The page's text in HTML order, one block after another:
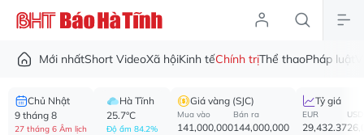
Mới nhấtShort VideoXã hộiKinh tếChính trịThể thaoPháp luật
Chủ Nhật
9 tháng 8
27 tháng 6 Âm lịch
Hà Tĩnh
25.7°C
Độ ẩm 84.2%
Giá vàng (SJC)
Mua vào
141,000,000
Bán ra
144,000,000
Tỷ giá
EUR
29,432.37
USD